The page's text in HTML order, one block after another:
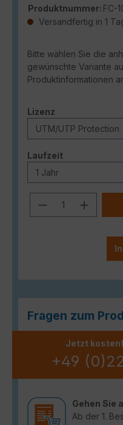
Produktnummer: FC-
Versandfertig in 1
Bitte wählen Sie die
gewünschte Variante
Produktinformationen
Lizenz
Laufzeitauswählen
Produkt
Fragen zum
Jetzt
+49
Gehen Sie
Ab der 1.